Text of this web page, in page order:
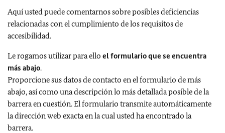
Aquí usted puede comentarnos sobre posibles deficiencias
relacionadas con el cumplimiento de los requisitos de
accesibilidad.
Le rogamos utilizar para ello el formulario que se encuentra
más abajo.
Proporcione sus datos de contacto en el formulario de más
abajo, así como una descripción lo más detallada posible de la
barrera en cuestión. El formulario transmite automáticamente
la dirección web exacta en la cual usted ha encontrado la
barrera.